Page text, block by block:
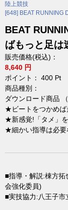
陸上競技
[648] BEAT RUNNING
BEAT
ばもっと足は
販売価格(税込)：
8,640 円
ポイント： 400 Pt
商品種別：
ダウンロード商品
★ビートをつかめば
★新感覚!「タメ」
★細かい指導は必要
■指導・解説:棟方拓
会強化委員)
■実技協力:八王子